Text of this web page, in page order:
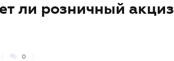
ли розничный акциз
0